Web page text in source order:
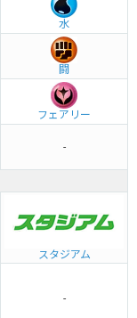
水
闘
フェアリー
-
スタジアム
-